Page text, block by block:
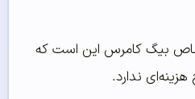
خاص بیگ کامرس این است که
ندارد.